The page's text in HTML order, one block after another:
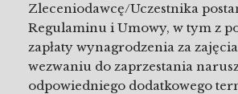
Zleceniodawcę/Uczestnika
Regulaminu i Umowy, w tym z
zapłaty wynagrodzenia za
wezwaniu do zaprzestania
odpowiedniego dodatkowego